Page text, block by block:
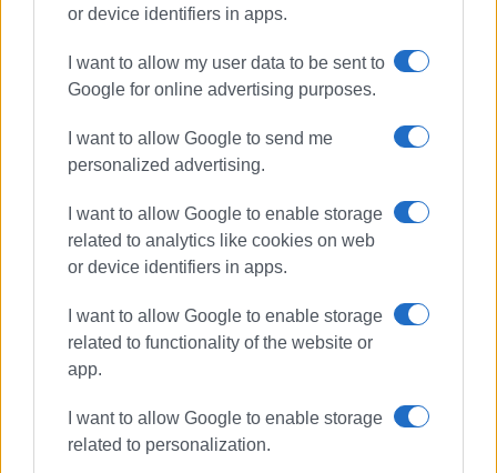
or device identifiers in apps.
I want to allow my user data to be sent to
Google for online advertising purposes.
I want to allow Google to send me
personalized advertising.
I want to allow Google to enable storage
related to analytics like cookies on web
or device identifiers in apps.
I want to allow Google to enable storage
related to functionality of the website or
app.
I want to allow Google to enable storage
related to personalization.
αρχές του ΄92 και για 25 χρόνια στο «Κερκυραϊκό
«Κερκυραϊκά Σπορ» και από το 2000 και για 15
χρόνια στο «ΦΩΣ των ΣΠΟΡ». Από το 2015
συνεργάστηκε με την τηλεόραση του Corfu
Channel (στα πρώτα χρόνια λειτουργίας του) και
Ακολουθήστε το enimerosi στο
Συνδρομητές στο e-paper